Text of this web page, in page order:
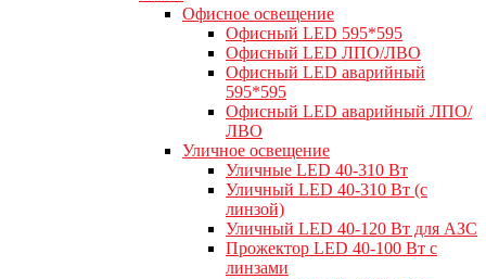
Офисное освещение
Офисный LED 595*595
Офисный LED ЛПО/ЛВО
Офисный LED аварийный
595*595
Офисный LED аварийный ЛПО/
ЛВО
Уличное освещение
Уличные LED 40-310 Вт
Уличный LED 40-310 Вт (с
линзой)
Уличный LED 40-120 Вт для АЗС
Прожектор LED 40-100 Вт с
линзами